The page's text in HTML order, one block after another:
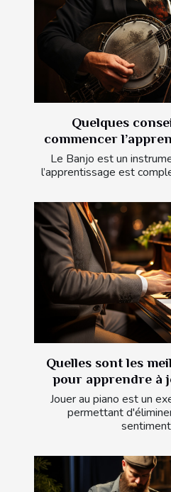
Quelques
commencer
Le Banjo est un
l’apprentissage est
Quelles sont les
pour apprendre à
Jouer au piano est un
permettant